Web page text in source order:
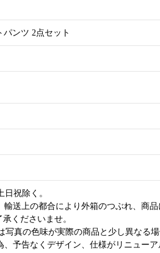
ンツ 2点セット
祝除く。
送上の都合により外箱のつぶれ、商
くださいませ。
真の色味が実際の商品と少し異なる場
予告なくデザイン、仕様がリニュー